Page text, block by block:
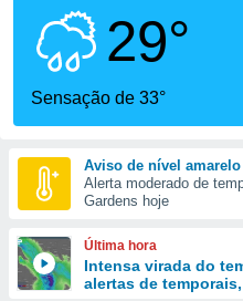
fornecidas
a este
das
e
forma
digital
29°
Sensação de 33°
Aviso de nível amarelo
Alerta moderado de
Gardens hoje
Última hora
Intensa virada do
alertas de